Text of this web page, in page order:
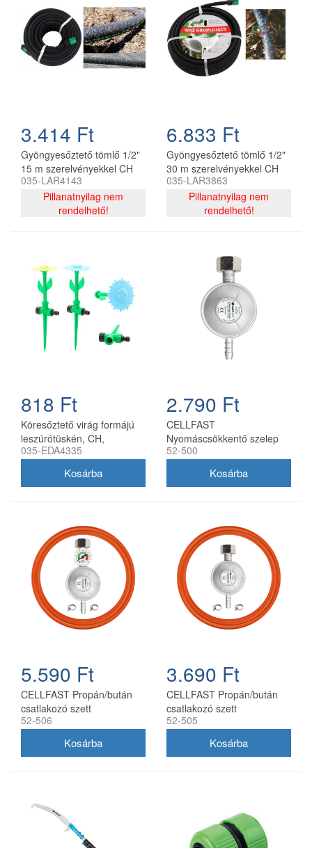
3.414 Ft
Gyöngyesőztető tömlő 1/2"
15 m szerelvényekkel CH
035-LAR4143
Pillanatnyilag nem
rendelhető!
6.833 Ft
Gyöngyesőztető tömlő 1/2"
30 m szerelvényekkel CH
035-LAR3863
Pillanatnyilag nem
rendelhető!
818 Ft
Köresőztető virág formájú
leszúrótüskén, CH,
5900779884335
035-EDA4335
2.790 Ft
CELLFAST
Nyomáscsökkentő szelep
52-500
5.590 Ft
CELLFAST Propán/bután
csatlakozó szett
nyomásmérővel
52-506
3.690 Ft
CELLFAST Propán/bután
csatlakozó szett
52-505